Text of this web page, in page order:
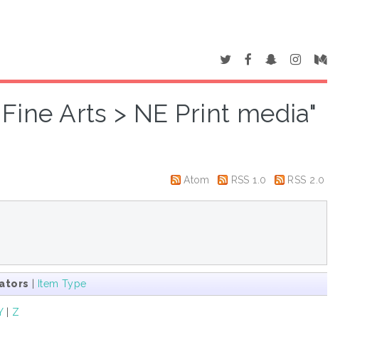
Arts > NE Print media"
Atom RSS 1.0 RSS 2.0
| Item Type
| Z